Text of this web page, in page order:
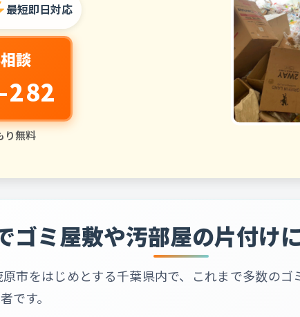
最短即日対応
談
り無料
ゴミ屋敷や汚部屋の片付け
市をはじめとする千葉県内で、これまで多数の
です。